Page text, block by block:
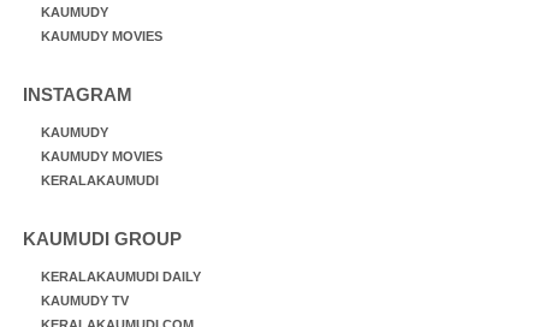
KAUMUDY
KAUMUDY MOVIES
INSTAGRAM
KAUMUDY
KAUMUDY MOVIES
KERALAKAUMUDI
KAUMUDI GROUP
KERALAKAUMUDI DAILY
KAUMUDY TV